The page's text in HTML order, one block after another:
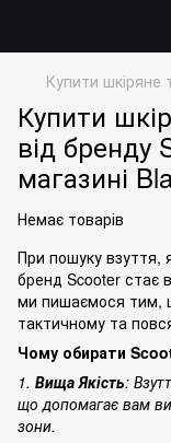
Купити шкіряне
Купити
від бренду
магазині
Немає товарів
При пошуку взуття,
бренд Scooter стає
ми пишаємося тим,
тактичному та
Чому обирати
1. Вища Якість:
що допомагає вам
зони.